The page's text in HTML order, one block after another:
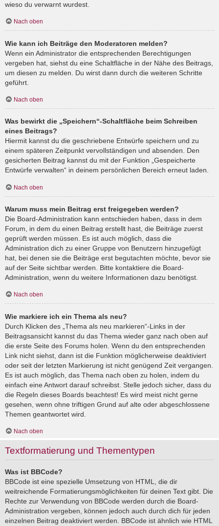
wieso du verwarnt wurdest.
Nach oben
Wie kann ich Beiträge den Moderatoren melden?
Wenn ein Administrator die entsprechenden Berechtigungen
vergeben hat, siehst du eine Schaltfläche in der Nähe des Beitrags,
um diesen zu melden. Du wirst dann durch die weiteren Schritte
geführt.
Nach oben
Was bewirkt die „Speichern“-Schaltfläche beim Schreiben
eines Beitrags?
Hiermit kannst du die geschriebene Entwürfe speichern und zu
einem späteren Zeitpunkt vervollständigen und absenden. Den
gesicherten Beitrag kannst du mit der Funktion „Gespeicherte
Entwürfe verwalten“ in deinem persönlichen Bereich erneut laden.
Nach oben
Warum muss mein Beitrag erst freigegeben werden?
Die Board-Administration kann entschieden haben, dass in dem
Forum, in dem du einen Beitrag erstellt hast, die Beiträge zuerst
geprüft werden müssen. Es ist auch möglich, dass die
Administration dich zu einer Gruppe von Benutzern hinzugefügt
hat, bei denen sie die Beiträge erst begutachten möchte, bevor sie
auf der Seite sichtbar werden. Bitte kontaktiere die Board-
Administration, wenn du weitere Informationen dazu benötigst.
Nach oben
Wie markiere ich ein Thema als neu?
Durch Klicken des „Thema als neu markieren“-Links in der
Beitragsansicht kannst du das Thema wieder ganz nach oben auf
die erste Seite des Forums holen. Wenn du den entsprechenden
Link nicht siehst, dann ist die Funktion möglicherweise deaktiviert
oder seit der letzten Markierung ist nicht genügend Zeit vergangen.
Es ist auch möglich, das Thema nach oben zu holen, indem du
einfach eine Antwort darauf schreibst. Stelle jedoch sicher, dass du
die Regeln dieses Boards beachtest! Es wird meist nicht gerne
gesehen, wenn ohne triftigen Grund auf alte oder abgeschlossene
Themen geantwortet wird.
Nach oben
Textformatierung und Thementypen
Was ist BBCode?
BBCode ist eine spezielle Umsetzung von HTML, die dir
weitreichende Formatierungsmöglichkeiten für deinen Text gibt. Die
Rechte zur Verwendung von BBCode werden durch die Board-
Administration vergeben, können jedoch auch durch dich für jeden
einzelnen Beitrag deaktiviert werden. BBCode ist ähnlich wie HTML